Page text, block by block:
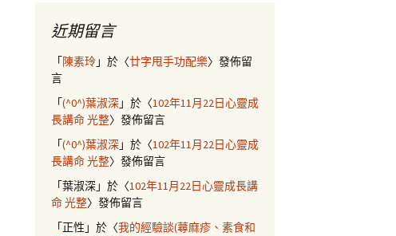
近期留言
「陳素玲」於〈廿字甩手功配樂〉發佈留
言
「(^0^)葉淑深」於〈102年11月22日心靈成
長講命 光整〉發佈留言
「(^0^)葉淑深」於〈102年11月22日心靈成
長講命 光整〉發佈留言
「葉淑深」於〈102年11月22日心靈成長講
命 光整〉發佈留言
「正性 」於〈我的經驗談(蕁麻疹、素食和